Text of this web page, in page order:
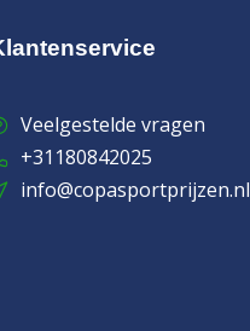
Veelgestelde vragen
+31180842025
info@copasportprijzen.nl